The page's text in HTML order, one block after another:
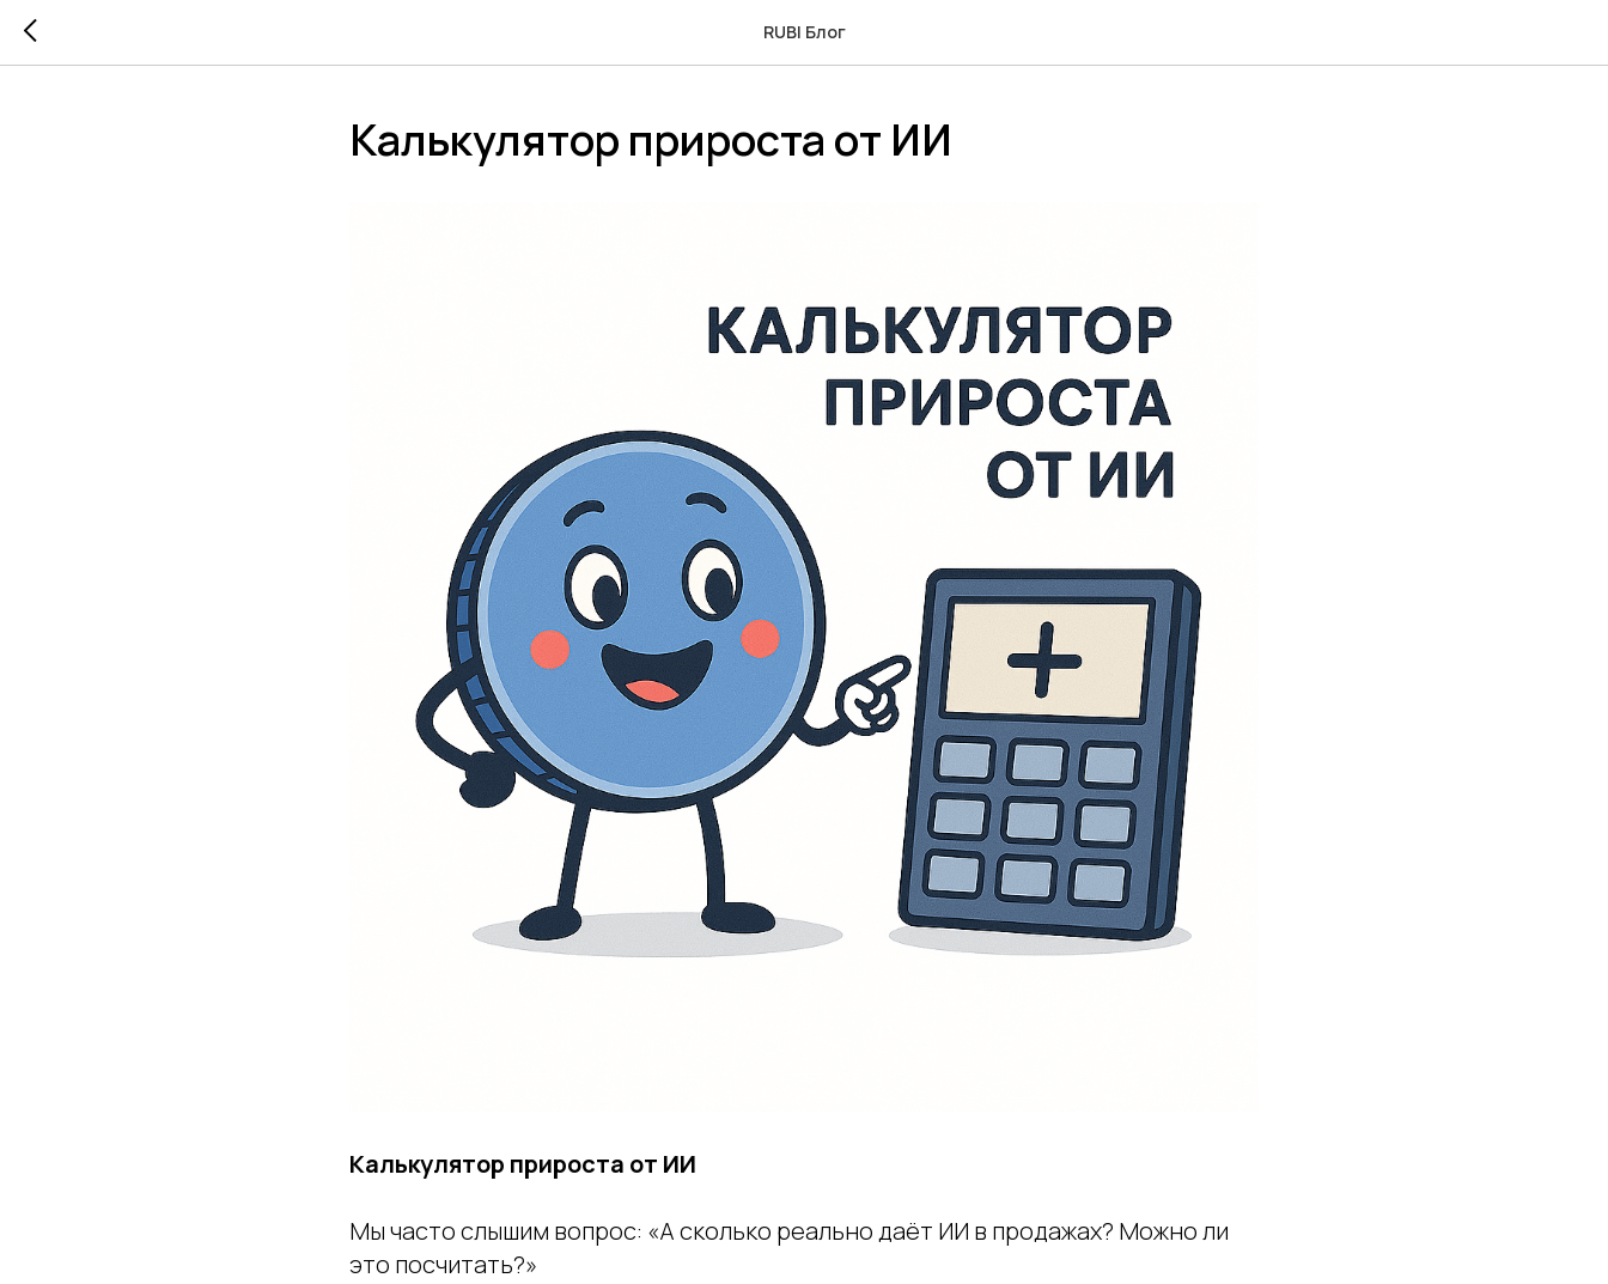
RUBI Блог
Калькулятор прироста от ИИ
Калькулятор прироста от ИИ
Мы часто слышим вопрос: «А сколько реально даёт ИИ в продажах? Можно ли
это посчитать?»